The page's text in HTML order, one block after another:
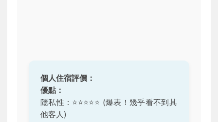
個人住宿評價：
優點：
隱私性： ⭐️⭐️⭐️⭐️⭐️ (爆表！幾乎看不到其
他客人)